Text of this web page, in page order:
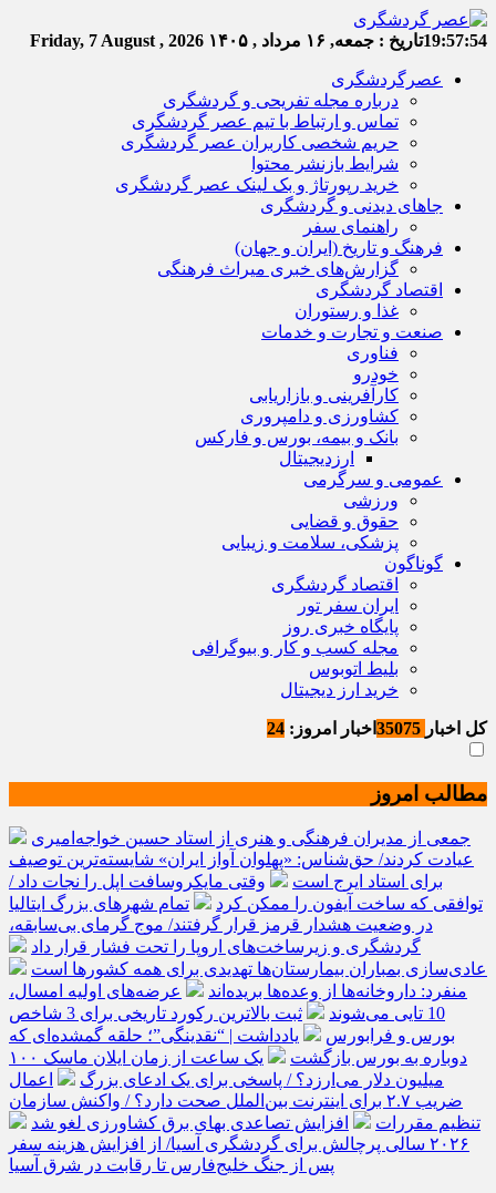
19:57:54تاریخ : جمعه, ۱۶ مرداد , ۱۴۰۵ Friday, 7 August , 2026
عصرگردشگری
درباره مجله تفریحی و گردشگری
تماس و ارتباط با تیم عصر گردشگری
حریم شخصی کاربران عصر گردشگری
شرایط بازنشر محتوا
خرید رپورتاژ و بک لینک عصر گردشگری
جاهای دیدنی و گردشگری
راهنمای سفر
فرهنگ و تاریخ (ایران و جهان)
گزارش‌های خبری میراث فرهنگی
اقتصاد گردشگری
غذا و رستوران
صنعت و تجارت و خدمات
فناوری
خودرو
کارآفرینی و بازاریابی
کشاورزی و دامپروری
بانک و بیمه، بورس و فارکس
ارزدیجیتال
عمومی و سرگرمی
ورزشی
حقوق و قضایی
پزشکی، سلامت و زیبایی
گوناگون
اقتصاد گردشگری
ایران سفر تور
پایگاه خبری روز
مجله کسب و کار و بیوگرافی
بلیط اتوبوس
خرید ارز دیجیتال
کل اخبار اخبار امروز: 24
مطالب امروز
جمعی از مدیران فرهنگی و هنری از استاد حسین خواجه‌امیری
عیادت کردند/ حق‌شناس: «پهلوان آواز ایران» شایسته‌ترین توصیف
برای استاد ایرج است
وقتی مایکروسافت اپل را نجات داد /
توافقی که ساخت آیفون را ممکن کرد
تمام شهرهای بزرگ ایتالیا
در وضعیت هشدار قرمز قرار گرفتند/ موج گرمای بی‌سابقه،
گردشگری و زیرساخت‌های اروپا را تحت فشار قرار داد
عادی‌سازی بمباران بیمارستان‌ها تهدیدی برای همه کشورها است
منفرد: داروخانه‌ها از وعده‌ها بریده‌اند
عرضه‌های اولیه امسال،
10 تایی می‌شوند
ثبت بالاترین رکورد تاریخی برای 3 شاخص
بورس و فرابورس
یادداشت | “نقدینگی”؛ حلقه گمشده‌ای که
دوباره به بورس بازگشت
یک ساعت از زمان ایلان ماسک ۱۰۰
میلیون دلار می‌ارزد؟ / پاسخی برای یک ادعای بزرگ
اعمال
ضریب ۲.۷ برای اینترنت بین‌الملل صحت دارد؟ / واکنش سازمان
تنظیم مقررات
افزایش تصاعدی بهای برق کشاورزی لغو شد
۲۰۲۶ سالی پرچالش برای گردشگری آسیا/ از افزایش هزینه سفر
پس از جنگ خلیج‌فارس تا رقابت در شرق آسیا